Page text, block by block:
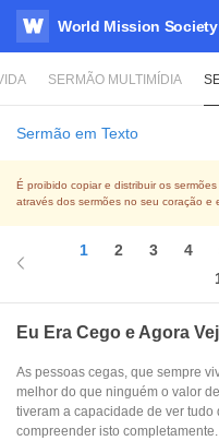
WATV
World Mission
SERMÃO MULTIMÍDIA
Sermão em Texto
É proibido copiar e distribuir os
através dos sermões no seu coração e
1 2 3 4
Eu Era Cego e Agora
As pessoas cegas, que sempre
melhor do que ninguém o valor
tiveram a capacidade de ver
compreender isto